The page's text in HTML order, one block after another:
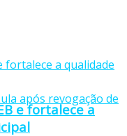
e fortalece a